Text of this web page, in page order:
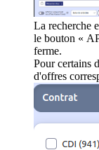
La recherche
le bouton «
ferme.
Pour certains
d'offres